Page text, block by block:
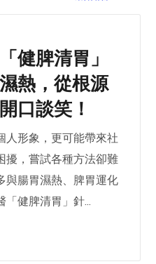
健脾清胃」
熱，從根源
口談笑！
人形象，更可能帶來社
擾，嘗試各種方法卻難
與腸胃濕熱、脾胃運化
健脾清胃」針...